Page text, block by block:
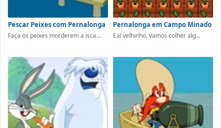
Pescar Peixes com Pernalonga
Faça os peixes morderem a isca...
Pernalonga em Campo Minado
Eaí velhinho, vamos colher alg...